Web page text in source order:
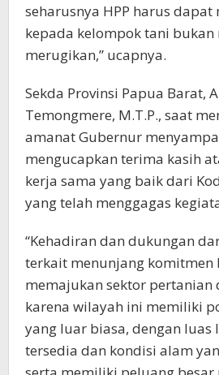
seharusnya HPP harus
kepada kelompok tani bukan
merugikan,” ucapnya.
Sekda Provinsi Papua Barat,
Temongmere, M.T.P., saat
amanat Gubernur
mengucapkan terima kasih
kerja sama yang baik dari
yang telah menggagas
“Kehadiran dan dukungan
terkait menunjang komitmen
memajukan sektor pertanian
karena wilayah ini memiliki
yang luar biasa, dengan luas
tersedia dan kondisi alam